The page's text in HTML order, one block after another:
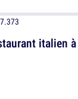
italien à